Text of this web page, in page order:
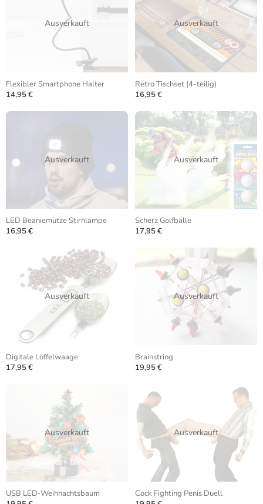
Ausverkauft
Flexibler Smartphone Halter
14,95 €
Ausverkauft
Retro Tischset (4-teilig)
16,95 €
Ausverkauft
LED Beaniemütze Stirnlampe
16,95 €
Ausverkauft
Scherz Golfbälle
17,95 €
Ausverkauft
Digitale Löffelwaage
17,95 €
Ausverkauft
Brainstring
19,95 €
Ausverkauft
USB LED-Weihnachtsbaum
Ausverkauft
Cock Fighting Penis Duell